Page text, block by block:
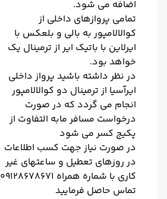
اضافه می شود.
تمامی پروازهای داخلی از
کوالالامپور به بالی و بلعکس با
ایرلاین با باتیک ایر از ترمینال یک
خواهد بود.
در نظر داشته باشید پرواز داخلی
ایرآسیا از ترمینال دو کوالالامپور
انجام می گردد که در صورت
درخواست مسافر مابه التفاوت از
پکیج کسر می شود
در صورت نیاز جهت کسب اطلاعات
در روزهای تعطیل و ساعتهای غیر
کاری با شماره همراه 09128678671
تماس حاصل فرمایید